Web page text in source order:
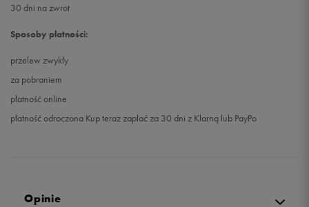
30 dni na zwrot
Sposoby płatności:
przelew zwykły
za pobraniem
płatność online
płatność odroczona Kup teraz zapłać za 30 dni z Klarną lub PayPo
Opinie